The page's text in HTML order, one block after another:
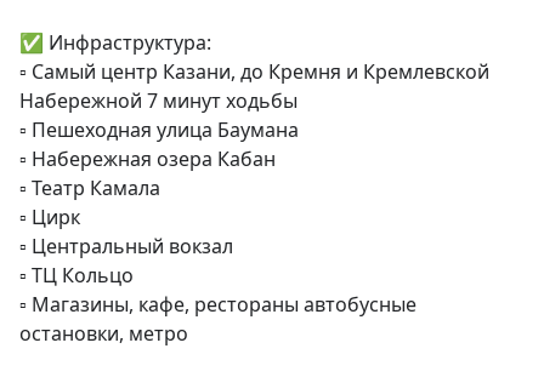
✅ Инфраструктура:
▫️ Самый центр Казани, до Кремня и Кремлевской
Набережной 7 минут ходьбы
▫️ Пешеходная улица Баумана
▫️ Набережная озера Кабан
▫️ Театр Камала
▫️ Цирк
▫️ Центральный вокзал
▫️ ТЦ Кольцо
▫️ Магазины, кафе, рестораны автобусные
остановки, метро